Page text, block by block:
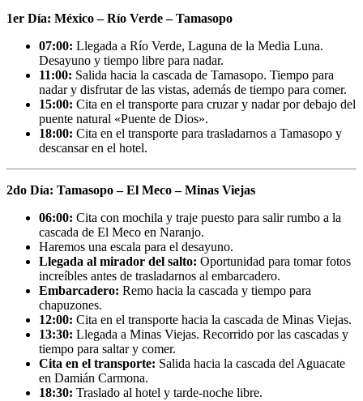
1er Día: México – Río Verde – Tamasopo
07:00: Llegada a Río Verde, Laguna de la Media Luna.
Desayuno y tiempo libre para nadar.
11:00: Salida hacia la cascada de Tamasopo. Tiempo para
nadar y disfrutar de las vistas, además de tiempo para comer.
15:00: Cita en el transporte para cruzar y nadar por debajo del
puente natural «Puente de Dios».
18:00: Cita en el transporte para trasladarnos a Tamasopo y
descansar en el hotel.
2do Día: Tamasopo – El Meco – Minas Viejas
06:00: Cita con mochila y traje puesto para salir rumbo a la
cascada de El Meco en Naranjo.
Haremos una escala para el desayuno.
Llegada al mirador del salto: Oportunidad para tomar fotos
increíbles antes de trasladarnos al embarcadero.
Embarcadero: Remo hacia la cascada y tiempo para
chapuzones.
12:00: Cita en el transporte hacia la cascada de Minas Viejas.
13:30: Llegada a Minas Viejas. Recorrido por las cascadas y
tiempo para saltar y comer.
Cita en el transporte: Salida hacia la cascada del Aguacate
en Damián Carmona.
18:30: Traslado al hotel y tarde-noche libre.